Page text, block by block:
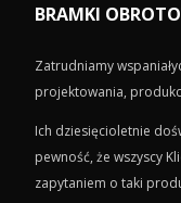
BRAMKI
Zatrudniamy
projektowania,
Ich dziesięcioletnie
pewność, że wszyscy
zapytaniem o taki